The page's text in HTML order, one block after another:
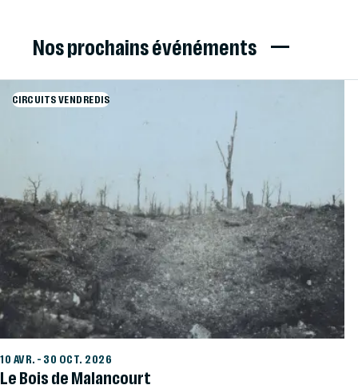
Nos prochains événéments
CIRCUITS VENDREDIS
10 AVR. – 30 OCT. 2026
Le Bois de Malancourt